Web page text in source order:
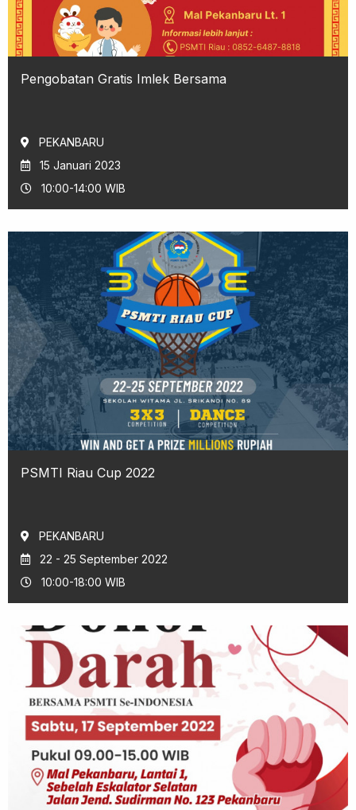
Pengobatan Gratis Imlek Bersama
PEKANBARU
15 Januari 2023
10:00-14:00 WIB
PSMTI Riau Cup 2022
PEKANBARU
22 - 25 September 2022
10:00-18:00 WIB